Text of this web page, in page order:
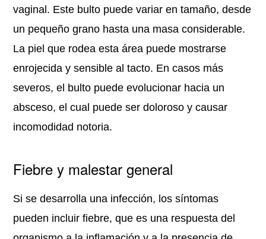
vaginal. Este bulto puede variar en tamaño, desde
un pequeño grano hasta una masa considerable.
La piel que rodea esta área puede mostrarse
enrojecida y sensible al tacto. En casos más
severos, el bulto puede evolucionar hacia un
absceso, el cual puede ser doloroso y causar
incomodidad notoria.
Fiebre y malestar general
Si se desarrolla una infección, los síntomas
pueden incluir fiebre, que es una respuesta del